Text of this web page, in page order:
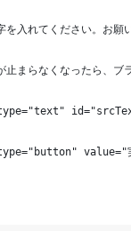
入れてください。お願
まらなくなったら、ブ